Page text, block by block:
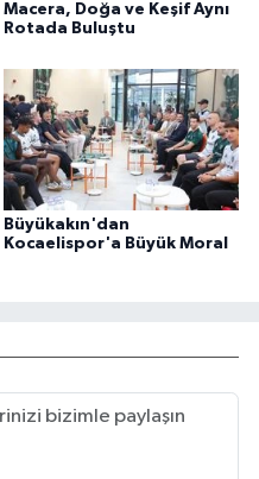
Macera, Doğa ve Keşif Aynı
Rotada Buluştu
Büyükakın'dan
Kocaelispor'a Büyük Moral